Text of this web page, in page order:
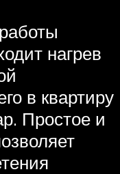
нагрев
в квартиру
Простое и